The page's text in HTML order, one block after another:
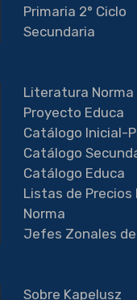
Primaria 2° Ciclo
Secundaria
Literatura Norma
Proyecto Educa
Catálogo Inicial-
Catálogo
Catálogo Educa
Listas de Precios
Norma
Jefes Zonales
Sobre Kapelusz